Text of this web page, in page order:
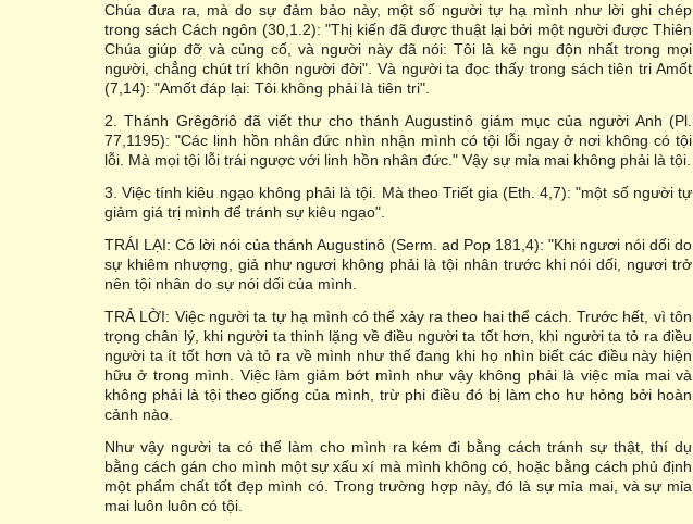
Chúa đưa ra, mà do sự đảm bảo này, một số người tự hạ mình như lời ghi chép
trong sách Cách ngôn (30,1.2): "Thị kiến đã được thuật lại bởi một người được Thiên
Chúa giúp đỡ và củng cố, và người này đã nói: Tôi là kẻ ngu độn nhất trong mọi
người, chẳng chút trí khôn người đời". Và người ta đọc thấy trong sách tiên tri Amốt
(7,14): "Amốt đáp lại: Tôi không phải là tiên tri".
2. Thánh Grêgôriô đã viết thư cho thánh Augustinô giám mục của người Anh (Pl.
77,1195): "Các linh hồn nhân đức nhìn nhận mình có tội lỗi ngay ở nơi không có tội
lỗi. Mà mọi tội lỗi trái ngược với linh hồn nhân đức." Vậy sự mỉa mai không phải là tội.
3. Việc tính kiêu ngạo không phải là tội. Mà theo Triết gia (Eth. 4,7): "một số người tự
giảm giá trị mình để tránh sự kiêu ngạo".
TRÁI LẠI: Có lời nói của thánh Augustinô (Serm. ad Pop 181,4): "Khi ngươi nói dối do
sự khiêm nhượng, giả như ngươi không phải là tội nhân trước khi nói dối, ngươi trở
nên tội nhân do sự nói dối của mình.
TRẢ LỜI: Việc người ta tự hạ mình có thể xảy ra theo hai thể cách. Trước hết, vì tôn
trọng chân lý, khi người ta thinh lặng về điều người ta tốt hơn, khi người ta tỏ ra điều
người ta ít tốt hơn và tỏ ra về mình như thế đang khi họ nhìn biết các điều này hiện
hữu ở trong mình. Việc làm giảm bớt mình như vậy không phải là việc mỉa mai và
không phải là tội theo giống của mình, trừ phi điều đó bị làm cho hư hỏng bởi hoàn
cảnh nào.
Như vậy người ta có thể làm cho mình ra kém đi bằng cách tránh sự thật, thí dụ
bằng cách gán cho mình một sự xấu xí mà mình không có, hoặc bằng cách phủ định
một phẩm chất tốt đẹp mình có. Trong trường hợp này, đó là sự mỉa mai, và sự mỉa
mai luôn luôn có tội.